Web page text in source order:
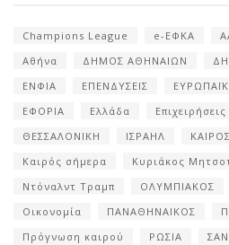
Champions League e-ΕΦΚΑ
Αθήνα
ΔΗΜΟΣ ΑΘΗΝΑΙΩΝ
ΕΝΦΙΑ
ΕΠΕΝΔΥΣΕΙΣ
ΕΦΟΡΙΑ
Ελλάδα Επιχειρήσεις
ΘΕΣΣΑΛΟΝΙΚΗ
ΙΣΡΑΗΛ ΚΑΙΡΟΣ
Καιρός σήμερα
Κυριάκος
Ντόναλντ Τραμπ
ΟΛΥΜΠΙΑΚΟΣ
Οικονομία
ΠΑΝΑΘΗΝΑΙΚΟΣ
Πρόγνωση καιρού
ΡΩΣΙΑ